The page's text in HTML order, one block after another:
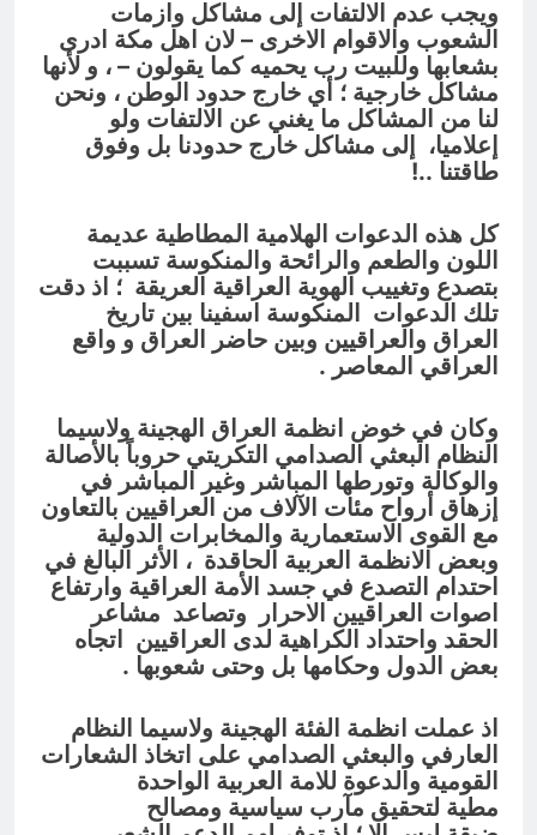
ويجب عدم الالتفات إلى مشاكل وازمات
الشعوب والاقوام الاخرى – لان اهل مكة ادرى
بشعابها وللبيت رب يحميه كما يقولون – ، و لأنها
مشاكل خارجية ؛ أي خارج حدود الوطن ، ونحن
لنا من المشاكل ما يغني عن الالتفات ولو
إعلاميا، إلى مشاكل خارج حدودنا بل وفوق
طاقتنا ..!
كل هذه الدعوات الهلامية المطاطية عديمة
اللون والطعم والرائحة والمنكوسة تسببت
بتصدع وتغييب الهوية العراقية العريقة ؛ اذ دقت
تلك الدعوات المنكوسة اسفينا بين تاريخ
العراق والعراقيين وبين حاضر العراق و واقع
العراقي المعاصر .
وكان في خوض انظمة العراق الهجينة ولاسيما
النظام البعثي الصدامي التكريتي حروباً بالأصالة
والوكالة وتورطها المباشر وغير المباشر في
إزهاق أرواح مئات الآلاف من العراقيين بالتعاون
مع القوى الاستعمارية والمخابرات الدولية
وبعض الانظمة العربية الحاقدة ، الأثر البالغ في
احتدام التصدع في جسد الأمة العراقية وارتفاع
اصوات العراقيين الاحرار وتصاعد مشاعر
الحقد واحتداد الكراهية لدى العراقيين اتجاه
بعض الدول وحكامها بل وحتى شعوبها .
اذ عملت انظمة الفئة الهجينة ولاسيما النظام
العارفي والبعثي الصدامي على اتخاذ الشعارات
القومية والدعوة للامة العربية الواحدة
مطية لتحقيق مآرب سياسية ومصالح